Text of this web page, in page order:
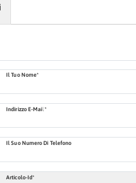
Il Tuo Nome*
Indirizzo E-Mail*
Il Suo Numero Di Telefono
Articolo-Id*